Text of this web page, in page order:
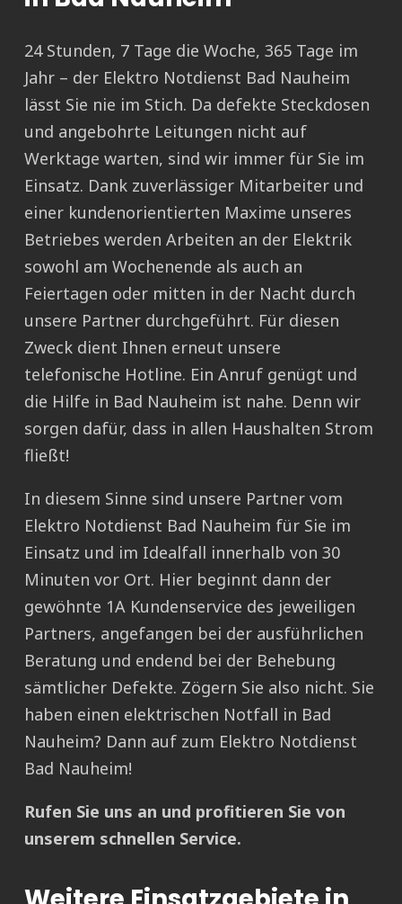
24 Stunden, 7 Tage die Woche, 365 Tage im
Jahr – der Elektro Notdienst Bad Nauheim
lässt Sie nie im Stich. Da defekte Steckdosen
und angebohrte Leitungen nicht auf
Werktage warten, sind wir immer für Sie im
Einsatz. Dank zuverlässiger Mitarbeiter und
einer kundenorientierten Maxime unseres
Betriebes werden Arbeiten an der Elektrik
sowohl am Wochenende als auch an
Feiertagen oder mitten in der Nacht durch
unsere Partner durchgeführt. Für diesen
Zweck dient Ihnen erneut unsere
telefonische Hotline. Ein Anruf genügt und
die Hilfe in Bad Nauheim ist nahe. Denn wir
sorgen dafür, dass in allen Haushalten Strom
fließt!
In diesem Sinne sind unsere Partner vom
Elektro Notdienst Bad Nauheim für Sie im
Einsatz und im Idealfall innerhalb von 30
Minuten vor Ort. Hier beginnt dann der
gewöhnte 1A Kundenservice des jeweiligen
Partners, angefangen bei der ausführlichen
Beratung und endend bei der Behebung
sämtlicher Defekte. Zögern Sie also nicht. Sie
haben einen elektrischen Notfall in Bad
Nauheim? Dann auf zum Elektro Notdienst
Bad Nauheim!
Rufen Sie uns an und profitieren Sie von
unserem schnellen Service.